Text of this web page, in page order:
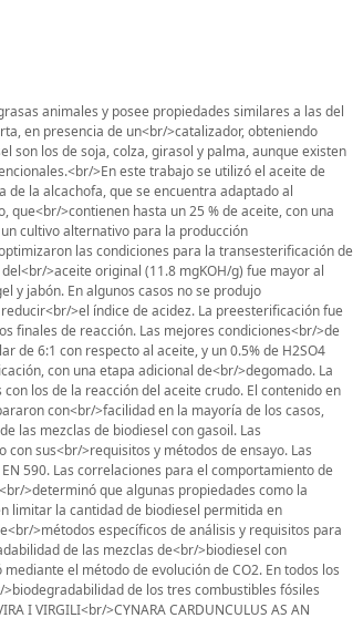
animales y posee propiedades similares a las del
en presencia de un<br/>catalizador, obteniendo
son los de soja, colza, girasol y palma, aunque existen
>En este trabajo se utilizó el aceite de
la alcachofa, que se encuentra adaptado al
>contienen hasta un 25 % de aceite, con una
cultivo alternativo para la producción
las condiciones para la transesterificación de
>aceite original (11.8 mgKOH/g) fue mayor al
y jabón. En algunos casos no se produjo
>el índice de acidez. La preesterificación fue
finales de reacción. Las mejores condiciones<br/>de
de 6:1 con respecto al aceite, y un 0.5% de H2SO4
con una etapa adicional de<br/>degomado. La
los de la reacción del aceite crudo. El contenido en
con<br/>facilidad en la mayoría de los casos,
las mezclas de biodiesel con gasoil. Las
sus<br/>requisitos y métodos de ensayo. Las
590. Las correlaciones para el comportamiento de
>determinó que algunas propiedades como la
limitar la cantidad de biodiesel permitida en
>métodos específicos de análisis y requisitos para
de las mezclas de<br/>biodiesel con
el método de evolución de CO2. En todos los
de los tres combustibles fósiles
I VIRGILI<br/>CYNARA CARDUNCULUS AS AN